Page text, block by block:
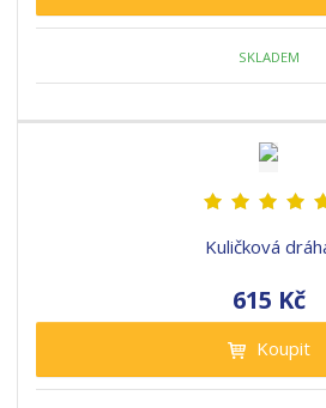
SKLADEM
Kuličková
615 Kč
Koupit